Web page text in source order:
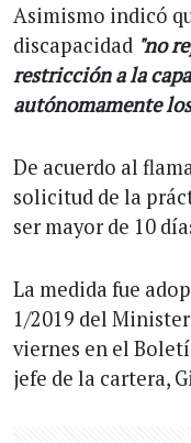
Asimismo indicó
discapacidad "no
restricción a la
autónomamente
De acuerdo al
solicitud de la
ser mayor de 10
La medida fue
1/2019 del
viernes en el
jefe de la cartera,